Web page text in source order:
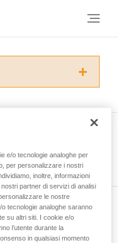
richiede una
specifico.
la vostra
da soli, in piena
autonomamente.
relative alla vostra
altre che non
tecnici
e/o tecnologie analoghe per
per personalizzare i nostri
inoltre, informazioni
partner di servizi di analisi
le nostre
tecnologie analoghe saranno
su altri siti. I cookie e/o
l’utente durante la
in qualsiasi momento